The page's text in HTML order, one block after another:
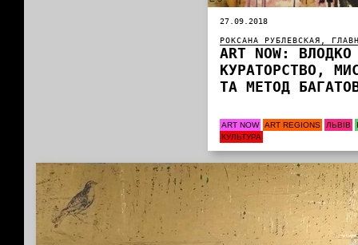
27.09.2018
РОКСАНА РУБЛЕВСКАЯ,
ART NOW:
КУРАТОРСТВО,
ТА МЕТОД
ART NOW ART REGIONS ЛЬВІВ
КУЛЬТУРА